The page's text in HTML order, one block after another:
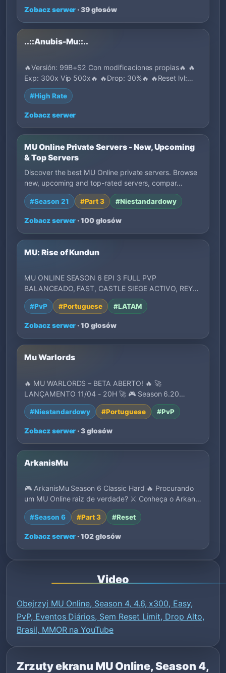
Zobacz serwer · 39 głosów
..::Anubis-Mu::..
🔥Versión: 99B+S2 Con modificaciones propias🔥 🔥
Exp: 300x Vip 500x🔥 🔥Drop: 30%🔥 🔥Reset lvl:
400🔥…
#High Rate
Zobacz serwer
MU Online Private Servers - New, Upcoming
& Top Servers
Discover the best MU Online private servers. Browse
new, upcoming and top-rated servers, compar…
#Season 21 #Part 3 #Niestandardowy
Zobacz serwer · 100 głosów
MU: Rise of Kundun
MU ONLINE SEASON 6 EPI 3 FULL PVP
BALANCEADO, FAST, CASTLE SIEGE ACTIVO, REY
DEL MU, ADMIN ONLI…
#PvP #Portuguese #LATAM
Zobacz serwer · 10 głosów
Mu Warlords
🔥 MU WARLORDS – BETA ABERTO! 🔥 🚀
LANÇAMENTO 11/04 - 20H 🚀 🎮 Season 6.20
Medium com conteúdos mo…
#Niestandardowy #Portuguese #PvP
Zobacz serwer · 3 głosów
ArkanisMu
🎮 ArkanisMu Season 6 Classic Hard 🔥 Procurando
um MU Online raiz de verdade? ⚔️ Conheça o Arkan…
#Season 6 #Part 3 #Reset
Zobacz serwer · 102 głosów
Video
Obejrzyj MU Online, Season 4, 4.6, x300, Easy,
PvP, Eventos Diários, Sem Reset Limit, Drop Alto,
Brasil, MMOR na YouTube
Zrzuty ekranu MU Online, Season 4,